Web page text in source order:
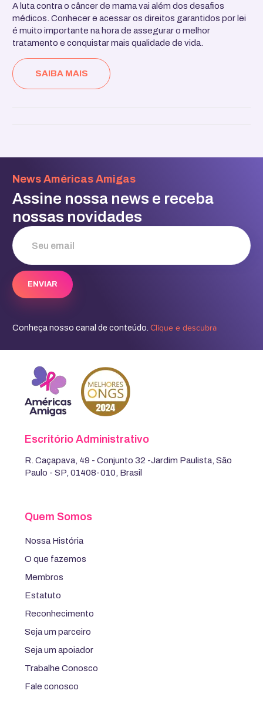
A luta contra o câncer de mama vai além dos desafios
médicos. Conhecer e acessar os direitos garantidos por lei
é muito importante na hora de assegurar o melhor
tratamento e conquistar mais qualidade de vida.
SAIBA MAIS
News Américas Amigas
Assine nossa news e receba
nossas novidades
Conheça nosso canal de conteúdo. Clique e descubra
Escritório Administrativo
R. Caçapava, 49 - Conjunto 32 -Jardim Paulista, São
Paulo - SP, 01408-010, Brasil
Quem Somos
Nossa História
O que fazemos
Membros
Estatuto
Reconhecimento
Seja um parceiro
Seja um apoiador
Trabalhe Conosco
Fale conosco